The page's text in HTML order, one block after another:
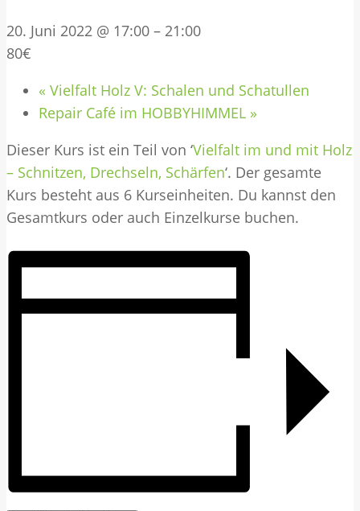
20. Juni 2022 @ 17:00 – 21:00
80€
« Vielfalt Holz V: Schalen und Schatullen
Repair Café im HOBBYHIMMEL »
Dieser Kurs ist ein Teil von ‘Vielfalt im und mit Holz
– Schnitzen, Drechseln, Schärfen‘. Der gesamte
Kurs besteht aus 6 Kurseinheiten. Du kannst den
Gesamtkurs oder auch Einzelkurse buchen.